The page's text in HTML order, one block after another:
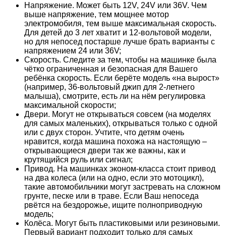
Напряжение. Может быть 12V, 24V или 36V. Чем
выше напряжение, тем мощнее мотор
электромобиля, тем выше максимальная скорость.
Для детей до 3 лет хватит и 12-вольтовой модели,
но для непосед постарше лучше брать варианты с
напряжением 24 или 36V;
Скорость. Следите за тем, чтобы на машинке была
чётко ограниченная и безопасная для Вашего
ребёнка скорость. Если берёте модель «на вырост»
(например, 36-вольтовый джип для 2-летнего
малыша), смотрите, есть ли на нём регулировка
максимальной скорости;
Двери. Могут не открываться совсем (на моделях
для самых маленьких), открываться только с одной
или с двух сторон. Учтите, что детям очень
нравится, когда машина похожа на настоящую –
открывающиеся двери так же важны, как и
крутящийся руль или сигнал;
Привод. На машинках эконом-класса стоит привод
на два колеса (или на одно, если это мотоцикл),
такие автомобильчики могут застревать на сложном
грунте, песке или в траве. Если Ваш непоседа
рвётся на бездорожье, ищите полноприводную
модель;
Колёса. Могут быть пластиковыми или резиновыми.
Первый вариант подходит только для самых